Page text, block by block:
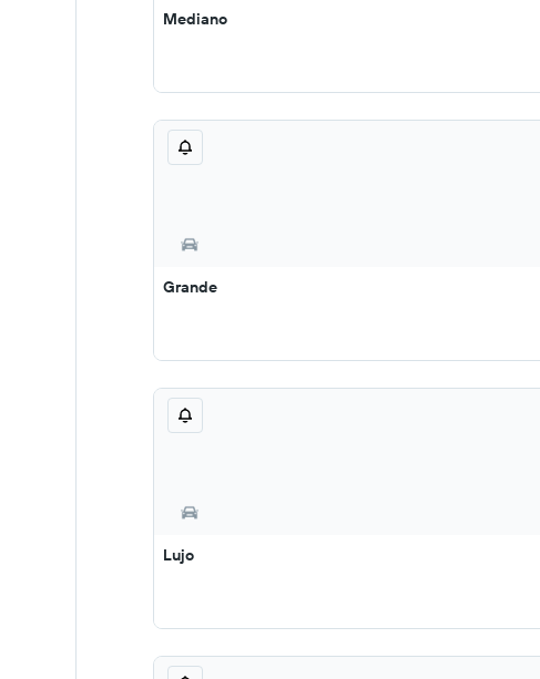
Mediano
Grande
Lujo